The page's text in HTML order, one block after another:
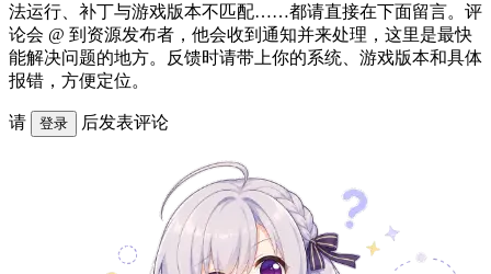
法运行、补丁与游戏版本不匹配……都请直接在下面留言。评
论会 @ 到资源发布者，他会收到通知并来处理，这里是最快
能解决问题的地方。反馈时请带上你的系统、游戏版本和具体
报错，方便定位。
请 登录 后发表评论